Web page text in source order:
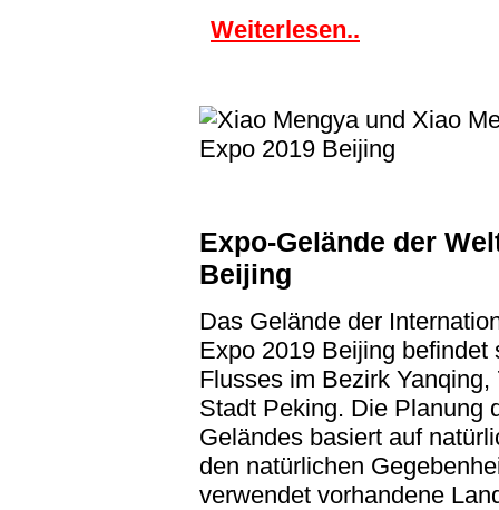
Weiterlesen..
Expo-Gelände der
Beijing
Das Gelände der
Expo 2019 Beijing
Flusses im Bezirk
Stadt Peking. Die Planung
Geländes basiert auf
den natürlichen
verwendet vorhandene